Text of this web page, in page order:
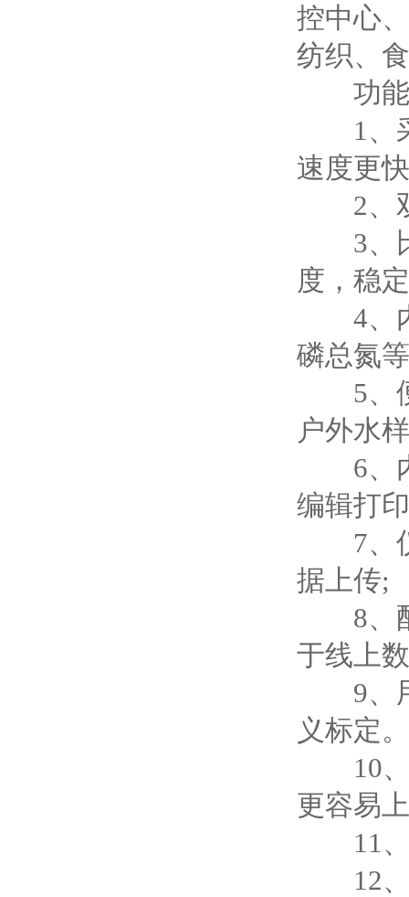
控中心
纺织、
功能
1、采
速度更
2、双
3、比
度，稳
4、内
磷总氮
5、便
户外水
6、内
编辑打
7、仪
据上传;
8、配
于线上
9、用
义标定。
10、
更容易
11、
12、